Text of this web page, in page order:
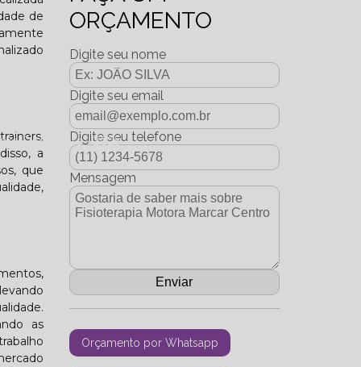
Dezembro - 2025
de
a
que
as
ORÇAMENTO
Digite seu nome
Digite seu email
Digite seu telefone
Mensagem
Orçamento por Whatsapp